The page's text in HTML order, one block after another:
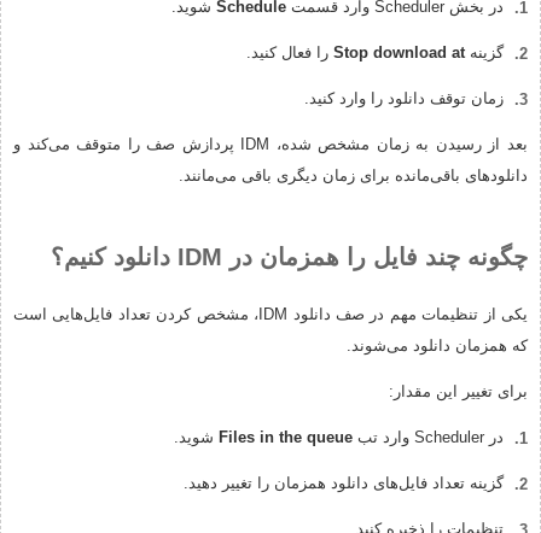
در بخش Scheduler وارد قسمت Schedule شوید.
گزینهStop download at را فعال کنید.
زمان توقف دانلود را وارد کنید.
بعد از رسیدن به زمان مشخص شده، IDM پردازش صف را متوقف می‌کند و
دانلودهای باقی‌مانده برای زمان دیگری باقی می‌مانند.
چگونه چند فایل را همزمان در IDM دانلود کنیم؟
یکی از تنظیمات مهم در صف دانلود IDM، مشخص کردن تعداد فایل‌هایی است
که همزمان دانلود می‌شوند.
برای تغییر این مقدار:
در Scheduler وارد تب Files in the queue شوید.
گزینه تعداد فایل‌های دانلود همزمان را تغییر دهید.
تنظیمات را ذخیره کنید.